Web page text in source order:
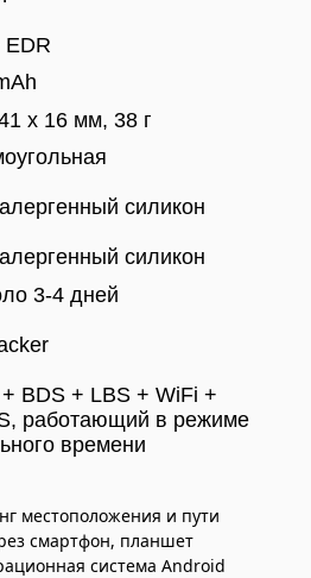
EDR
x 16 мм, 38 г
силикон
силикон
3-4 дней
BDS + LBS + WiFi +
работающий в режиме
времени
местоположения и пути
смартфон, планшет
система Android